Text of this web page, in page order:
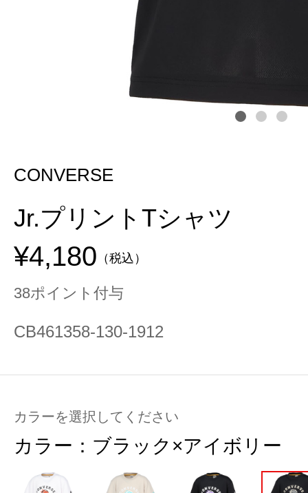
CONVERSE
Jr.プリントTシャツ
¥4,180 （税込）
38ポイント付与
CB461358-130-1912
カラーを選択してください
カラー： ブラック×アイボリー